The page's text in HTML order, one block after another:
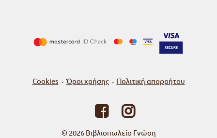
Cookies - Όροι χρήσης - Πολιτική απορρήτου
© 2026 Βιβλιοπωλείο Γνώση